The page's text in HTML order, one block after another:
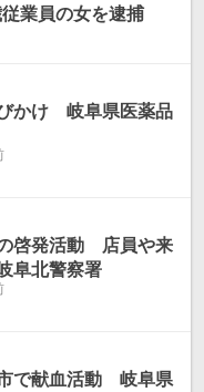
業員の女を逮捕
かけ 岐阜県医薬品
啓発活動 店員や来
阜北警察署
で献血活動 岐阜県